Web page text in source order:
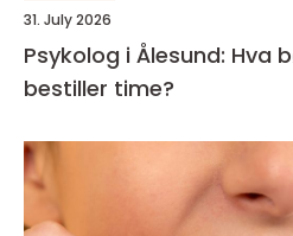
31. July 2026
Psykolog i Ålesund: Hva
bestiller time?